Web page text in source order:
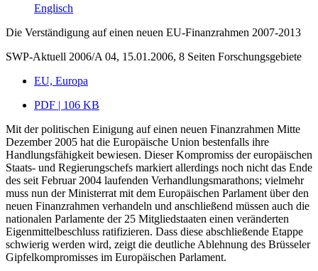
Englisch
Die Verständigung auf einen neuen EU-Finanzrahmen 2007-2013
SWP-Aktuell 2006/A 04, 15.01.2006, 8 Seiten Forschungsgebiete
EU, Europa
PDF | 106 KB
Mit der politischen Einigung auf einen neuen Finanzrahmen Mitte
Dezember 2005 hat die Europäische Union bestenfalls ihre
Handlungsfähigkeit bewiesen. Dieser Kompromiss der europäischen
Staats- und Regierungschefs markiert allerdings noch nicht das Ende
des seit Februar 2004 laufenden Verhandlungsmarathons; vielmehr
muss nun der Ministerrat mit dem Europäischen Parlament über den
neuen Finanzrahmen verhandeln und anschließend müssen auch die
nationalen Parlamente der 25 Mitgliedstaaten einen veränderten
Eigenmittelbeschluss ratifizieren. Dass diese abschließende Etappe
schwierig werden wird, zeigt die deutliche Ablehnung des Brüsseler
Gipfelkompromisses im Europäischen Parlament.